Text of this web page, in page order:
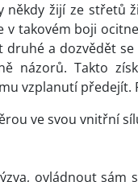
někdy žijí ze střetů
v takovém boji
druhé a dozvědět
názorů. Takto
vzplanutí předejít.
ve svou vnitřní
ovládnout sám